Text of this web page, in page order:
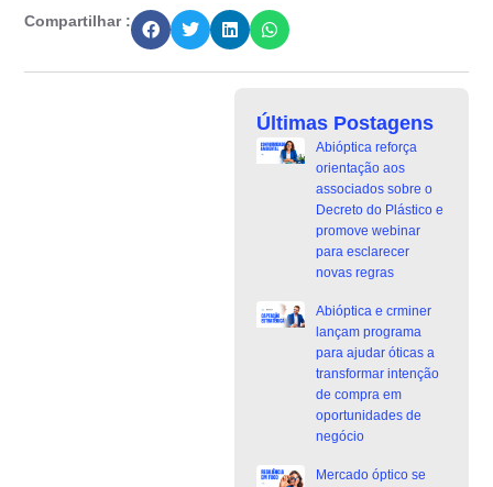
Compartilhar :
Últimas Postagens
Abióptica reforça
orientação aos
associados sobre o
Decreto do Plástico e
promove webinar
para esclarecer
novas regras
Abióptica e crminer
lançam programa
para ajudar óticas a
transformar intenção
de compra em
oportunidades de
negócio
Mercado óptico se